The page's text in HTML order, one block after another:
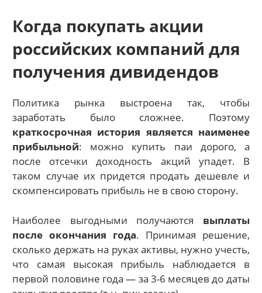
Когда покупать акции
российских компаний для
получения дивидендов
Политика рынка выстроена так, чтобы
заработать было сложнее. Поэтому
краткосрочная история является наименее
прибыльной: можно купить паи дорого, а
после отсечки доходность акций упадет. В
таком случае их придется продать дешевле и
скомпенсировать прибыль не в свою сторону.
Наиболее выгодными получаются выплаты
после окончания года. Принимая решение,
сколько держать на руках активы, нужно учесть,
что самая высокая прибыль наблюдается в
первой половине года — за 3-6 месяцев до даты